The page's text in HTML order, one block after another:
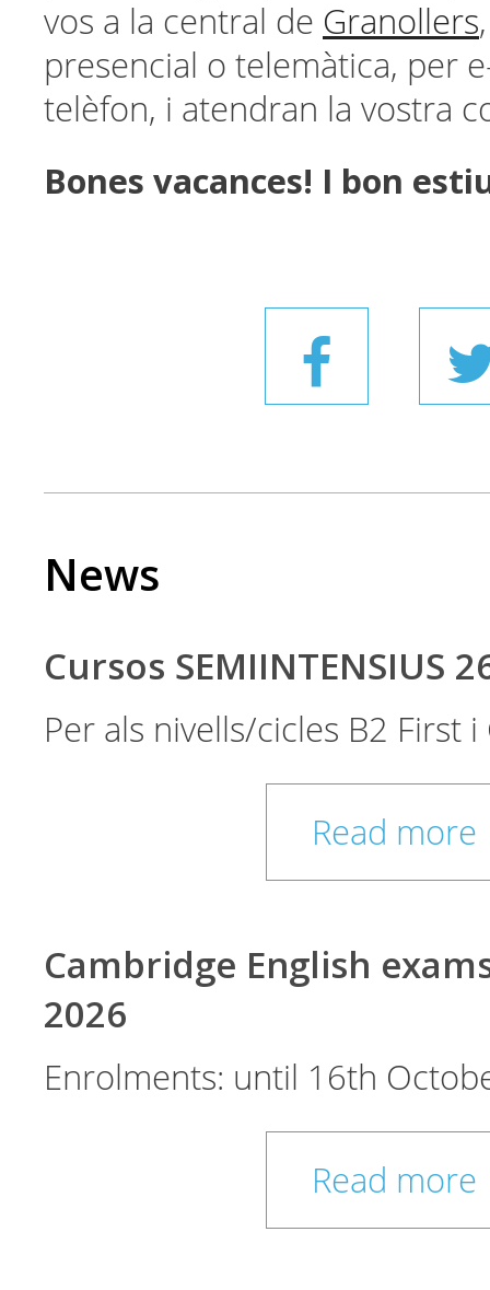
vos a la central de Granollers
presencial o telemàtica, per
telèfon, i atendran la vostra
Bones vacances! I bon
News
Cursos SEMIINTENSIUS
Per als nivells/cicles B2 First
Read more
Cambridge English
2026
Enrolments: until 16th
Read more